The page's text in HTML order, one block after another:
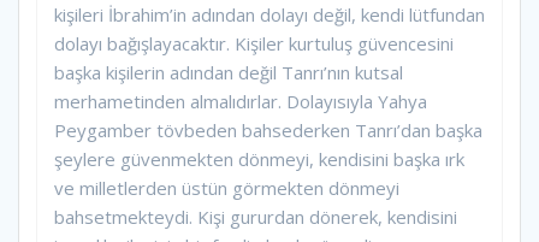
kişileri İbrahim’in adından dolayı değil, kendi lütfundan
dolayı bağışlayacaktır. Kişiler kurtuluş güvencesini
başka kişilerin adından değil Tanrı’nın kutsal
merhametinden almalıdırlar. Dolayısıyla Yahya
Peygamber tövbeden bahsederken Tanrı’dan başka
şeylere güvenmekten dönmeyi, kendisini başka ırk
ve milletlerden üstün görmekten dönmeyi
bahsetmekteydi. Kişi gururdan dönerek, kendisini